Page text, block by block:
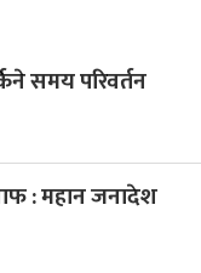
समय परिवर्तन
: महान जनादेश